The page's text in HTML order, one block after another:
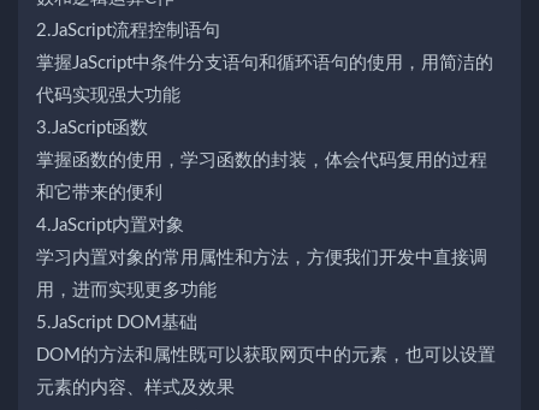
2.JaScript流程控制语句
掌握JaScript中条件分支语句和循环语句的使用，用简洁的
代码实现强大功能
3.JaScript函数
掌握函数的使用，学习函数的封装，体会代码复用的过程
和它带来的便利
4.JaScript内置对象
学习内置对象的常用属性和方法，方便我们开发中直接调
用，进而实现更多功能
5.JaScript DOM基础
DOM的方法和属性既可以获取网页中的元素，也可以设置
元素的内容、样式及效果